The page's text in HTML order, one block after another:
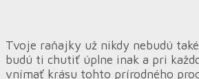
Tvoje raňajky už nikdy nebudú
budú ti chutiť úplne inak a pri
vnímať krásu tohto prírodného